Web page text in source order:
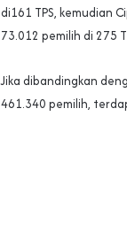
di161 TPS, kemudian
73.012 pemilih di 275
Jika dibandingkan
461.340 pemilih,